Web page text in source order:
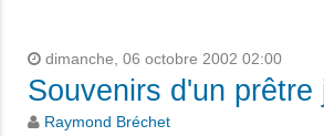
dimanche, 06 octobre 2002 02:00
Souvenirs d'un prêtre
Raymond Bréchet